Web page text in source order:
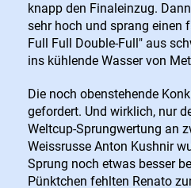
knapp den Finaleinzug.
sehr hoch und sprang einen
Full Full Double-Full" aus
ins kühlende Wasser von
Die noch obenstehende
gefordert. Und wirklich, nur
Weltcup-Sprungwertung an
Weissrusse Anton Kushnir
Sprung noch etwas besser
Pünktchen fehlten Renato